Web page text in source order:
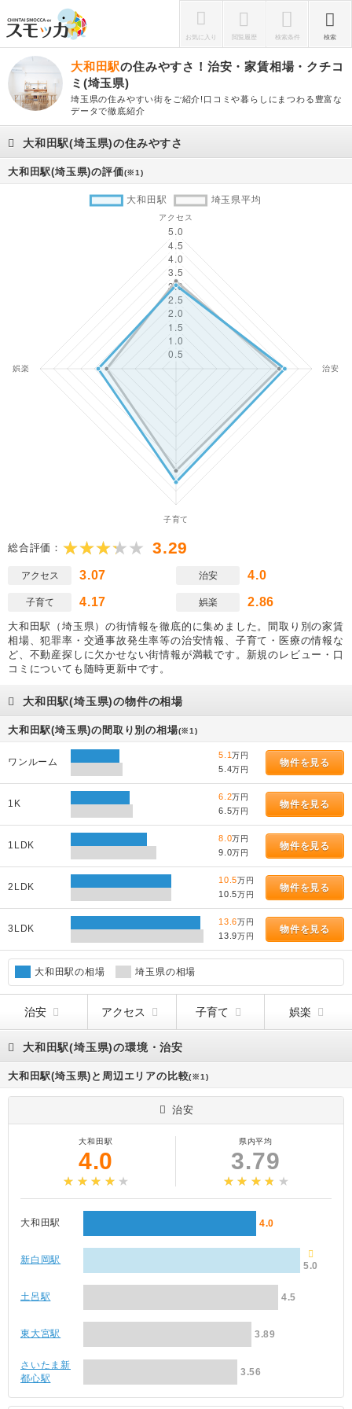
お気に入り 閲覧履歴 検索条件 検索
大和田駅の住みやすさ！治安・家賃相場・クチコ
ミ(埼玉県)
埼玉県の住みやすい街をご紹介!口コミや暮らしにまつわる豊富な
データで徹底紹介
大和田駅(埼玉県)の住みやすさ
大和田駅(埼玉県)の評価(※1)
総合評価： 3.29
アクセス 3.07 治安 4.0
子育て 4.17 娯楽 2.86
大和田駅（埼玉県）の街情報を徹底的に集めました。間取り別の家賃
相場、犯罪率・交通事故発生率等の治安情報、子育て・医療の情報な
ど、不動産探しに欠かせない街情報が満載です。新規のレビュー・口
コミについても随時更新中です。
大和田駅(埼玉県)の物件の相場
大和田駅(埼玉県)の間取り別の相場(※1)
ワンルーム
5.1万円
5.4万円
物件を見る
1K
6.2万円
6.5万円
物件を見る
1LDK
8.0万円
9.0万円
物件を見る
2LDK
10.5万円
10.5万円
物件を見る
3LDK
13.6万円
13.9万円
物件を見る
大和田駅の相場 埼玉県の相場
治安 アクセス 子育て 娯楽
大和田駅(埼玉県)の環境・治安
大和田駅(埼玉県)と周辺エリアの比較(※1)
治安
大和田駅
4.0
県内平均
3.79
大和田駅 4.0
新白岡駅
5.0
土呂駅 4.5
東大宮駅 3.89
さいたま新
都心駅
3.56